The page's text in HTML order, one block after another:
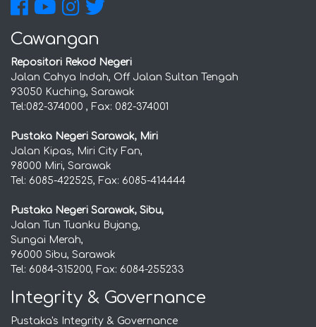
Cawangan
Repositori Rekod Negeri
Jalan Cahya Indah, Off Jalan Sultan Tengah
93050 Kuching, Sarawak
Tel:082-374000 , Fax: 082-374001
Pustaka Negeri Sarawak, Miri
Jalan Kipas, Miri City Fan,
98000 Miri, Sarawak
Tel: 6085-422525, Fax: 6085-414444
Pustaka Negeri Sarawak, Sibu,
Jalan Tun Tuanku Bujang,
Sungai Merah,
96000 Sibu, Sarawak
Tel: 6084-315200, Fax: 6084-255233
Integrity & Governance
Pustaka's Integrity & Governance